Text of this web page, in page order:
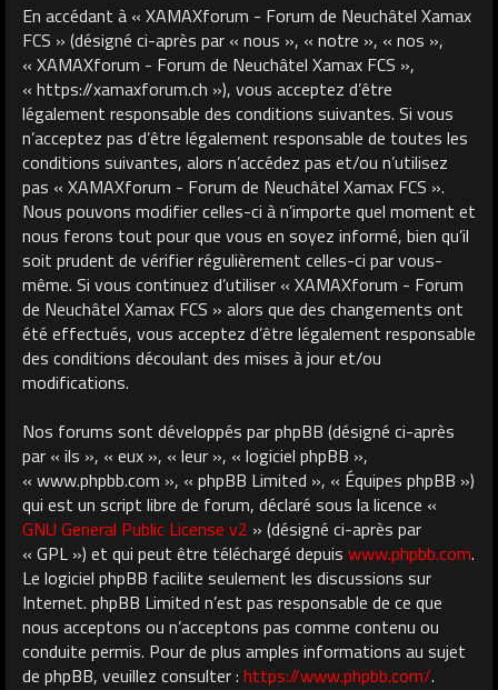
En accédant à « XAMAXforum - Forum de Neuchâtel Xamax
FCS » (désigné ci-après par « nous », « notre », « nos »,
« XAMAXforum - Forum de Neuchâtel Xamax FCS »,
« https://xamaxforum.ch »), vous acceptez d’être
légalement responsable des conditions suivantes. Si vous
n’acceptez pas d’être légalement responsable de toutes les
conditions suivantes, alors n’accédez pas et/ou n’utilisez
pas « XAMAXforum - Forum de Neuchâtel Xamax FCS ».
Nous pouvons modifier celles-ci à n’importe quel moment et
nous ferons tout pour que vous en soyez informé, bien qu’il
soit prudent de vérifier régulièrement celles-ci par vous-
même. Si vous continuez d’utiliser « XAMAXforum - Forum
de Neuchâtel Xamax FCS » alors que des changements ont
été effectués, vous acceptez d’être légalement responsable
des conditions découlant des mises à jour et/ou
modifications.
Nos forums sont développés par phpBB (désigné ci-après
par « ils », « eux », « leur », « logiciel phpBB »,
« www.phpbb.com », « phpBB Limited », « Équipes phpBB »)
qui est un script libre de forum, déclaré sous la licence «
GNU General Public License v2 » (désigné ci-après par
« GPL ») et qui peut être téléchargé depuis www.phpbb.com.
Le logiciel phpBB facilite seulement les discussions sur
Internet. phpBB Limited n’est pas responsable de ce que
nous acceptons ou n’acceptons pas comme contenu ou
conduite permis. Pour de plus amples informations au sujet
de phpBB, veuillez consulter : https://www.phpbb.com/.